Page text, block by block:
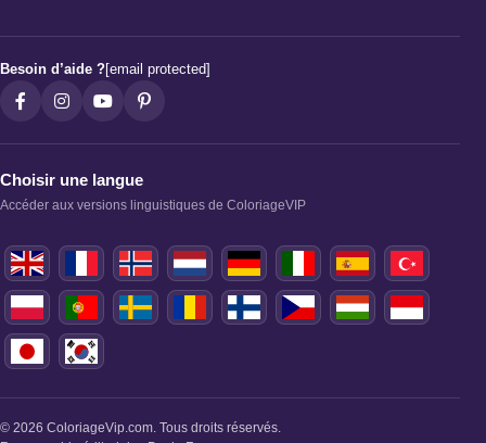
Besoin d’aide ?[email protected]
Choisir une langue
Accéder aux versions linguistiques de ColoriageVIP
© 2026 ColoriageVip.com. Tous droits réservés.